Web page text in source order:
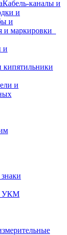
Кабель-каналы и
и
и
и маркировки
и
и
УКМ